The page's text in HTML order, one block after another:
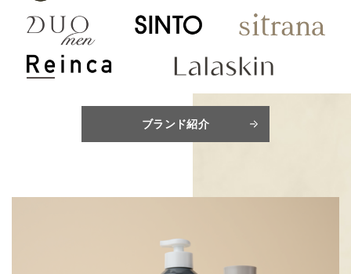
ブランド紹介